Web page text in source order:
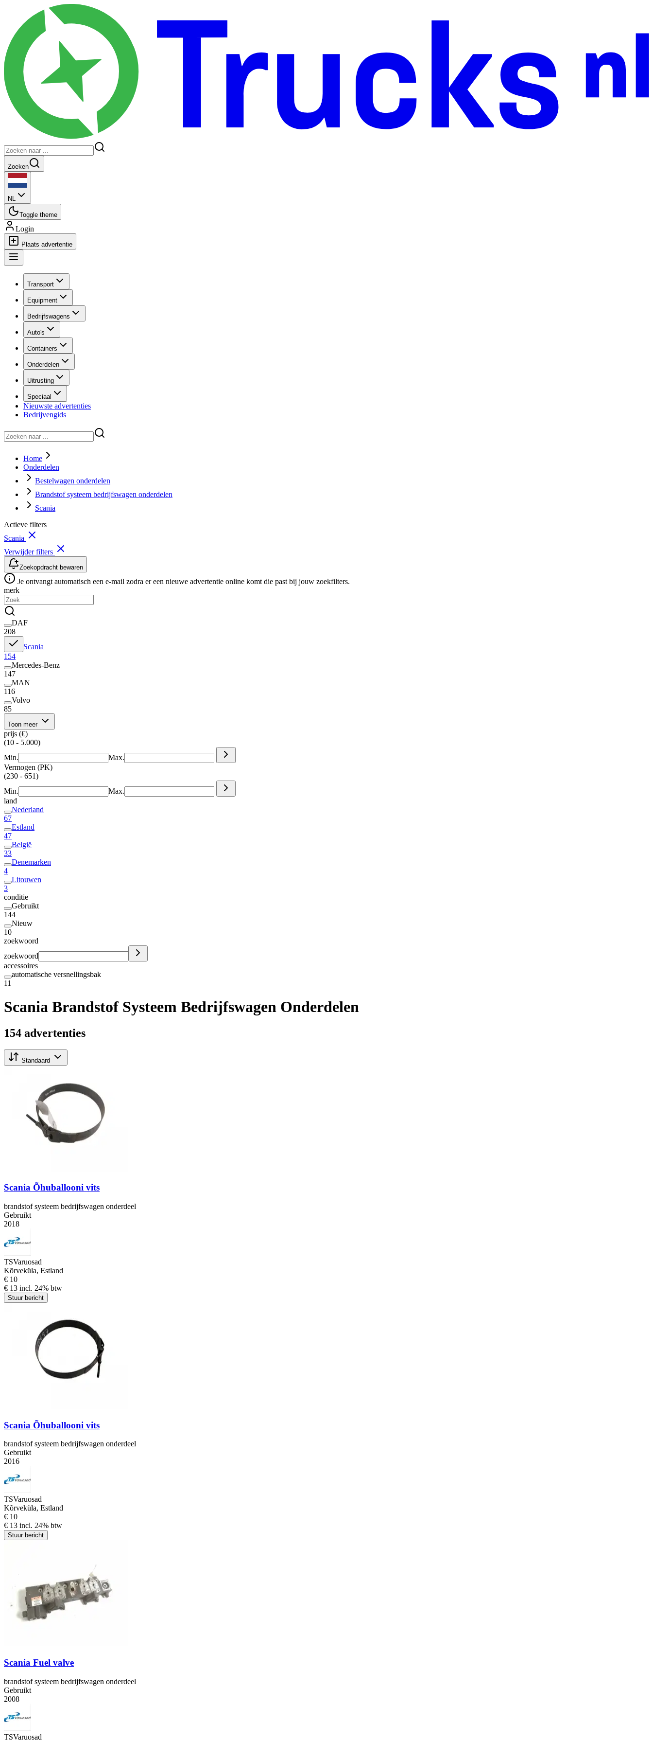
Zoeken
NL
Toggle theme
Login
Plaats advertentie
Transport
Equipment
Bedrijfswagens
Auto's
Containers
Onderdelen
Uitrusting
Speciaal
Nieuwste advertenties
Bedrijvengids
Home
Onderdelen
Bestelwagen onderdelen
Brandstof systeem bedrijfswagen onderdelen
Scania
Actieve filters
Scania
Verwijder filters
Zoekopdracht bewaren
Je ontvangt automatisch een e-mail zodra er een nieuwe advertentie online komt die past bij jouw zoekfilters.
merk
DAF
208
Scania
154
Mercedes-Benz
147
MAN
116
Volvo
85
Toon meer
prijs (€)
(10 - 5.000)
Min.
Max.
Vermogen (PK)
(230 - 651)
Min.
Max.
land
Nederland
67
Estland
47
België
33
Denemarken
4
Litouwen
3
conditie
Gebruikt
144
Nieuw
10
zoekwoord
zoekwoord
accessoires
automatische versnellingsbak
11
Scania Brandstof Systeem Bedrijfswagen Onderdelen
154 advertenties
Standaard
Scania Õhuballooni vits
brandstof systeem bedrijfswagen onderdeel
Gebruikt
2018
TSVaruosad
Kõrveküla, Estland
€ 10
€ 13 incl. 24% btw
Stuur bericht
Scania Õhuballooni vits
brandstof systeem bedrijfswagen onderdeel
Gebruikt
2016
TSVaruosad
Kõrveküla, Estland
€ 10
€ 13 incl. 24% btw
Stuur bericht
Scania Fuel valve
brandstof systeem bedrijfswagen onderdeel
Gebruikt
2008
TSVaruosad